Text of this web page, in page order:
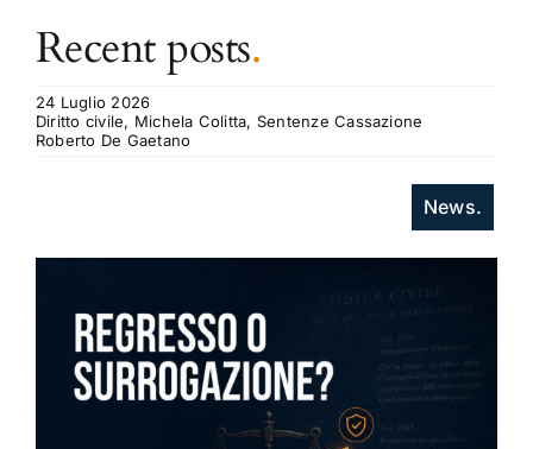
Recent posts.
24 Luglio 2026
Diritto civile, Michela Colitta, Sentenze Cassazione
Roberto De Gaetano
News.